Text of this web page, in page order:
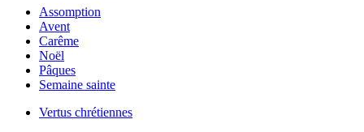
Assomption
Avent
Carême
Noël
Pâques
Semaine sainte
Vertus chrétiennes